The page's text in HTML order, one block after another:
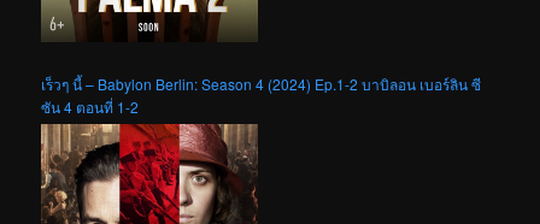
เร็วๆ นี้ – Babylon Berlin: Season 4 (2024) Ep.1-2 บาบิลอน เบอร์ลิน ซี
ซัน 4 ตอนที่ 1-2